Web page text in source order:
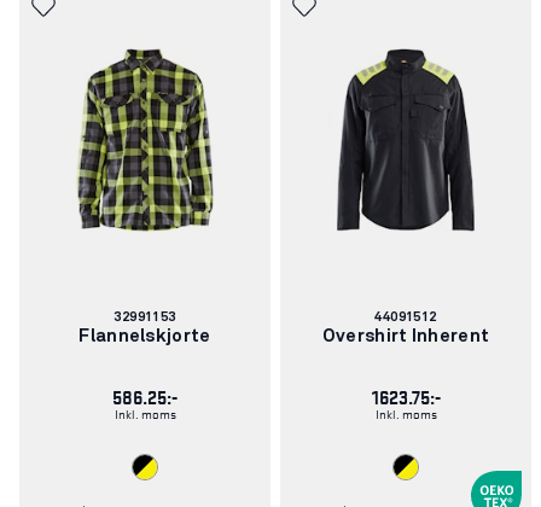
Varenummer:
32991153
Flannelskjorte
586.25:-
Inkl. moms
Varenummer:
44091512
Overshirt Inherent
1623.75:-
Inkl. moms